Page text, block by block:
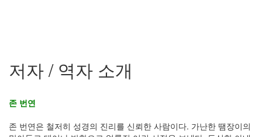
저자 / 역자 소개
존 번연
존 번연은 철저히 성경의 진리를 신뢰한 사람이다. 가난한 땜장이의